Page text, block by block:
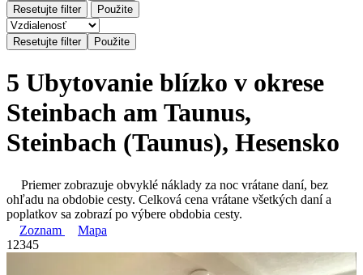
Resetujte filter
Použite
5 Ubytovanie blízko v okrese
Steinbach am Taunus,
Steinbach (Taunus), Hesensko
Priemer zobrazuje obvyklé náklady za noc vrátane daní, bez
ohľadu na obdobie cesty. Celková cena vrátane všetkých daní a
poplatkov sa zobrazí po výbere obdobia cesty.
Zoznam
Mapa
1 2345